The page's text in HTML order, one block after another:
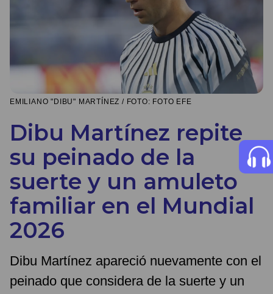
EMILIANO "DIBU" MARTÍNEZ / FOTO: FOTO EFE
Dibu Martínez repite
su peinado de la
suerte y un amuleto
familiar en el Mundial
2026
Dibu Martínez apareció nuevamente con el
peinado que considera de la suerte y un